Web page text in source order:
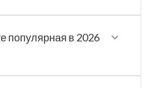
популярная в 2026